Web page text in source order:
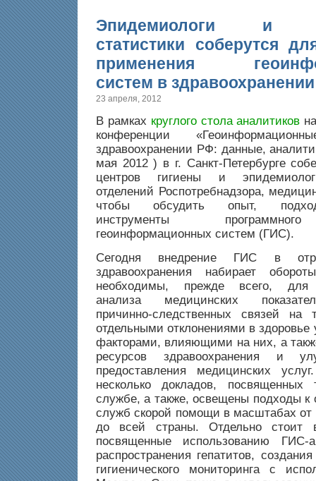
данных»
рамках
конференции
Эпидемиологи и
статистики соберутся
применения
систем в здравоохранении
23 апреля, 2012
В рамках круглого стола аналитиков
конференции
здравоохранении РФ: данные,
мая 2012 ) в г. Санкт-Петербурге
центров гигиены и
отделений Роспотребнадзора,
чтобы обсудить опыт,
инструменты
геоинформационных систем (ГИС).
Сегодня внедрение ГИС в
здравоохранения набирает
необходимы, прежде всего, для
анализа медицинских
причинно-следственных связей на
отдельными отклонениями в здоровье
факторами, влияющими на них, а
ресурсов здравоохранения и
предоставления медицинских
несколько докладов, посвященных
службе, а также, освещены подходы к
служб скорой помощи в масштабах от
до всей страны. Отдельно стоит
посвященные использованию ГИС-
распространения гепатитов,
гигиенического мониторинга с